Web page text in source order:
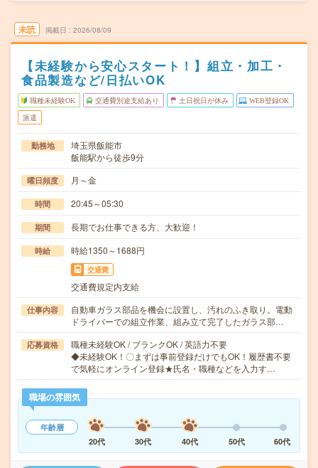
未読 掲載日 2026/08/09
【未経験から安心スタート！】組立・加工・
食品製造など/日払いOK
職種未経験OK 交通費別途支給あり 土日祝日が休み WEB登録OK
派遣
勤務地
埼玉県飯能市
飯能駅から徒歩9分
曜日頻度 月～金
時間 20:45～05:30
期間 長期でお仕事できる方、大歓迎！
時給 時給1350～1688円
交通費
交通費規定内支給
仕事内容
自動車ガラス部品を機会に設置し、汚れのふき取り。電動
ドライバーでの組立作業、組み立て完了したガラス部…
応募資格
職種未経験OK / ブランクOK / 英語力不要
◆未経験OK！〇まずは事前登録だけでもOK！履歴書不要
で気軽にオンライン登録★氏名・職種などを入力す…
職場の雰囲気
年齢層
20代
30代 40代 50代 60代